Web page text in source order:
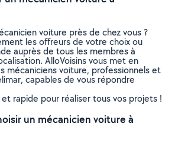
voiture près de chez vous ?
les offreurs de votre choix ou
auprès de tous les membres à
AlloVoisins vous met en
mécaniciens voiture, professionnels et
capables de vous répondre
rapide pour réaliser tous vos projets !
un mécanicien voiture à